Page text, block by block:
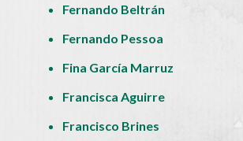
Fernando Beltrán
Fernando Pessoa
Fina García Marruz
Francisca Aguirre
Francisco Brines